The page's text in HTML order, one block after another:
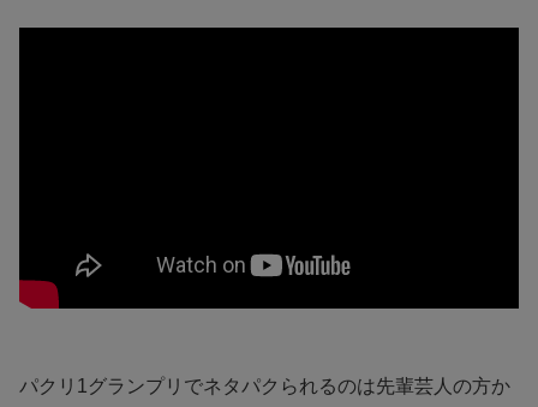
パクリ1グランプリでネタパクられるのは先輩芸人の方か